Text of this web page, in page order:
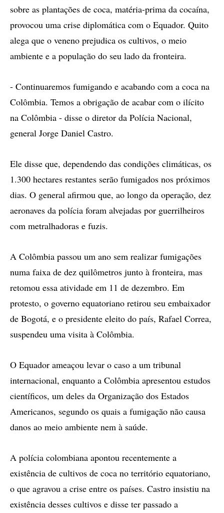
sobre as plantações de coca, matéria-prima da cocaína,
provocou uma crise diplomática com o Equador. Quito
alega que o veneno prejudica os cultivos, o meio
ambiente e a população do seu lado da fronteira.
- Continuaremos fumigando e acabando com a coca na
Colômbia. Temos a obrigação de acabar com o ilícito
na Colômbia - disse o diretor da Polícia Nacional,
general Jorge Daniel Castro.
Ele disse que, dependendo das condições climáticas, os
1.300 hectares restantes serão fumigados nos próximos
dias. O general afirmou que, ao longo da operação, dez
aeronaves da polícia foram alvejadas por guerrilheiros
com metralhadoras e fuzis.
A Colômbia passou um ano sem realizar fumigações
numa faixa de dez quilômetros junto à fronteira, mas
retomou essa atividade em 11 de dezembro. Em
protesto, o governo equatoriano retirou seu embaixador
de Bogotá, e o presidente eleito do país, Rafael Correa,
suspendeu uma visita à Colômbia.
O Equador ameaçou levar o caso a um tribunal
internacional, enquanto a Colômbia apresentou estudos
científicos, um deles da Organização dos Estados
Americanos, segundo os quais a fumigação não causa
danos ao meio ambiente nem à saúde.
A polícia colombiana apontou recentemente a
existência de cultivos de coca no território equatoriano,
o que agravou a crise entre os países. Castro insistiu na
existência desses cultivos e disse ter passado a